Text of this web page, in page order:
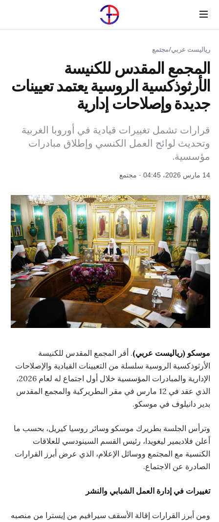
Menu
رياليست عربي/مجتمع
المجمع المقدس للكنيسة
الأرثوذكسية الروسية يعتمد تعيينات
جديدة وإصلاحات إدارية
قرارات تشمل تغييرات قيادية في أوروبا الغربية
وتحديث لوائح العمل الكنسي وإطلاق مبادرات
مؤسسية.
14 مارس 2026، 04:45 · مجتمع
موسكو (رياليست عربي). أقر المجمع المقدس للكنيسة
الأرثوذكسية الروسية سلسلة من التعيينات القيادية والإصلاحات
الإدارية والمبادرات المؤسسية خلال أول اجتماع له لعام 2026،
الذي عقد في 12 مارس في مقر البطريركية والمجمع المقدس
بدير دانيلوف في موسكو.
وترأس الجلسة بطريرك موسكو وسائر روسيا كيريل، بحسب ما
أعلن فلاديمير ليغويدا، رئيس القسم السينودسي للعلاقات
الكنسية مع المجتمع ووسائل الإعلام، الذي عرض أبرز القرارات
الصادرة عن الاجتماع.
تغييرات في إدارة العمل الشبابي والنشر
ومن أبرز القرارات إقالة الأسقف سيرافيم من إيسترا من منصبه